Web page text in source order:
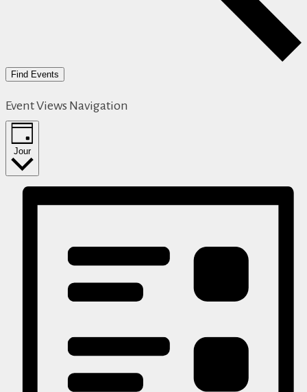
Find Events
Event Views Navigation
Jour